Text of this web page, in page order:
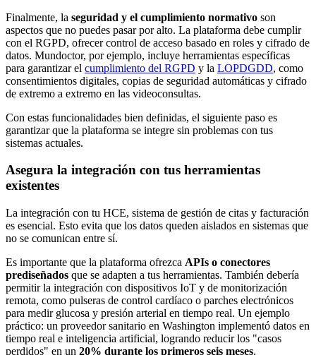
Finalmente, la seguridad y el cumplimiento normativo son
aspectos que no puedes pasar por alto. La plataforma debe cumplir
con el RGPD, ofrecer control de acceso basado en roles y cifrado de
datos. Mundoctor, por ejemplo, incluye herramientas específicas
para garantizar el cumplimiento del RGPD y la LOPDGDD, como
consentimientos digitales, copias de seguridad automáticas y cifrado
de extremo a extremo en las videoconsultas.
Con estas funcionalidades bien definidas, el siguiente paso es
garantizar que la plataforma se integre sin problemas con tus
sistemas actuales.
Asegura la integración con tus herramientas
existentes
La integración con tu HCE, sistema de gestión de citas y facturación
es esencial. Esto evita que los datos queden aislados en sistemas que
no se comunican entre sí.
Es importante que la plataforma ofrezca APIs o conectores
prediseñados que se adapten a tus herramientas. También debería
permitir la integración con dispositivos IoT y de monitorización
remota, como pulseras de control cardíaco o parches electrónicos
para medir glucosa y presión arterial en tiempo real. Un ejemplo
práctico: un proveedor sanitario en Washington implementó datos en
tiempo real e inteligencia artificial, logrando reducir los "casos
perdidos" en un 20% durante los primeros seis meses.